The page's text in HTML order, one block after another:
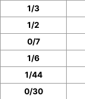
1/3
1/2
0/7
1/6
1/44
0/30